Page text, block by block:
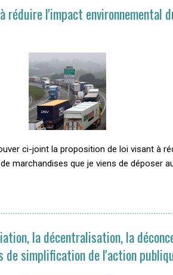
réduire l'impact environnemental
ci-joint la proposition de loi visant à
marchandises que je viens de déposer
la décentralisation, la
de simplification de l'action